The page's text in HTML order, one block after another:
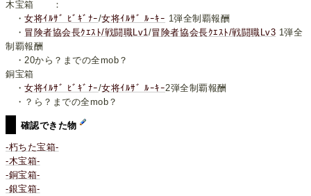
木宝箱 ：
・女将ｲﾙｻﾞ ﾋﾞｷﾞﾅｰ/女将ｲﾙｻﾞ ﾙｰｷｰ 1弾全制覇報酬
・ 冒険者協会長ｸｴｽﾄ/戦闘職Lv1 /冒険者協会長ｸｴｽﾄ/戦闘職Lv3 1弾全
制覇報酬
・20から？までの全mob？
銅宝箱
・女将ｲﾙｻﾞ ﾋﾞｷﾞﾅｰ/女将ｲﾙｻﾞ ﾙｰｷｰ2弾全制覇報酬
・？ら？までの全mob？
確認できた物
-朽ちた宝箱-
-木宝箱-
-銅宝箱-
-銀宝箱-